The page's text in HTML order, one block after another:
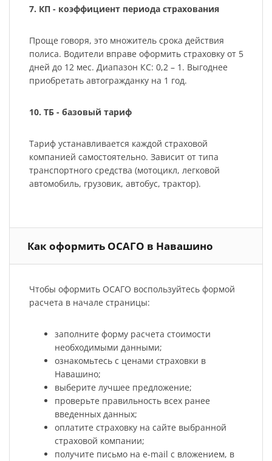
7. КП - коэффициент периода страхования
Проще говоря, это множитель срока действия
полиса. Водители вправе оформить страховку от 5
дней до 12 мес. Диапазон КС: 0,2 – 1. Выгоднее
приобретать автогражданку на 1 год.
10. ТБ - базовый тариф
Тариф устанавливается каждой страховой
компанией самостоятельно. Зависит от типа
транспортного средства (мотоцикл, легковой
автомобиль, грузовик, автобус, трактор).
Как оформить ОСАГО в Навашино
Чтобы оформить ОСАГО воспользуйтесь формой
расчета в начале страницы:
заполните форму расчета стоимости
необходимыми данными;
ознакомьтесь с ценами страховки в
Навашино;
выберите лучшее предложение;
проверьте правильность всех ранее
введенных данных;
оплатите страховку на сайте выбранной
страховой компании;
получите письмо на e-mail с вложением, в